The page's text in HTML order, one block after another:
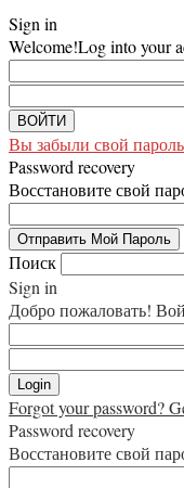
Sign in
Welcome!Log into your
Вы забыли свой
Password recovery
Восстановите свой
Поиск
Sign in
Добро пожаловать!
Forgot your password?
Password recovery
Восстановите свой